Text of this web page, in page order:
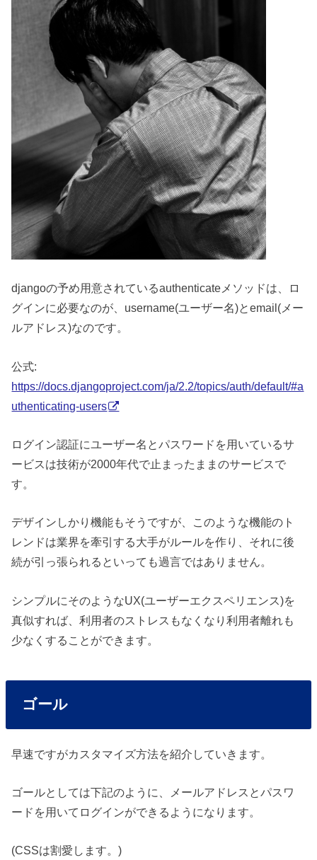
djangoの予め用意されているauthenticateメソッドは、ロ
グインに必要なのが、username(ユーザー名)とemail(メー
ルアドレス)なのです。
公式:
https://docs.djangoproject.com/ja/2.2/topics/auth/default/#a
uthenticating-users
ログイン認証にユーザー名とパスワードを用いているサ
ービスは技術が2000年代で止まったままのサービスで
す。
デザインしかり機能もそうですが、このような機能のト
レンドは業界を牽引する大手がルールを作り、それに後
続が引っ張られるといっても過言ではありません。
シンプルにそのようなUX(ユーザーエクスペリエンス)を
真似すれば、利用者のストレスもなくなり利用者離れも
少なくすることができます。
ゴール
早速ですがカスタマイズ方法を紹介していきます。
ゴールとしては下記のように、メールアドレスとパスワ
ードを用いてログインができるようになります。
(CSSは割愛します。)